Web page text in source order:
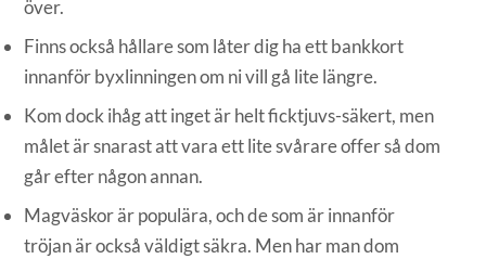
över.
Finns också hållare som låter dig ha ett bankkort
innanför byxlinningen om ni vill gå lite längre.
Kom dock ihåg att inget är helt ficktjuvs-säkert, men
målet är snarast att vara ett lite svårare offer så dom
går efter någon annan.
Magväskor är populära, och de som är innanför
tröjan är också väldigt säkra. Men har man dom